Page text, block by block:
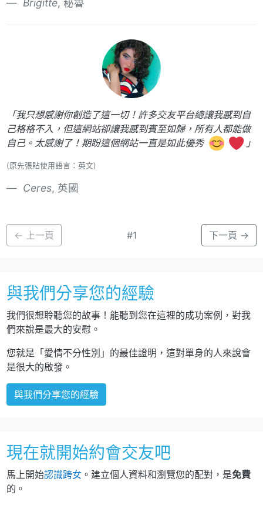
「我只想感謝你創造了這一切！許多交友平台總讓我感到自
己格格不入，但這網站卻讓我感到賓至如歸，所有人都能做
自己。太感謝了！期盼這個網站一直是如此優秀
」
(原先張貼使用語言：英文)
Ceres, 英國
← 上一頁 #1 下一頁 →
與我們分享您的經驗
我們很想聆聽您的故事！能聽到您在這裡的成功案例，對我
們來說是最大的安慰。
您就是「愛情不分性別」的最佳證明，這對單身的人來說會
是很大的啟發。
與我們分享您的經驗
現在就開始約會交友吧
馬上開始認識跨女 。建立個人資料和瀏覽您的配對，是免費
的。